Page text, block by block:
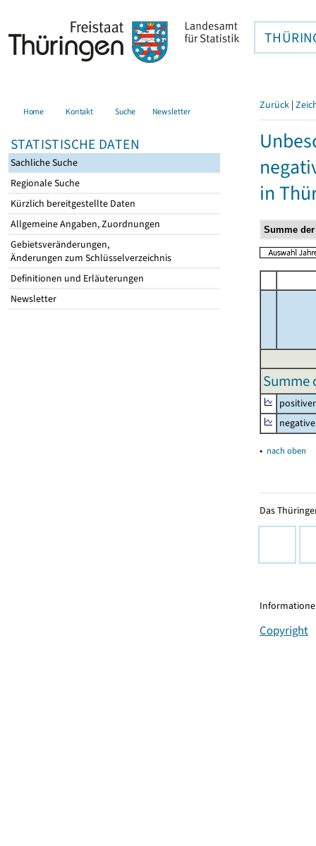
Home Kontakt Suche Newsletter
STATISTISCHE DATEN
Sachliche Suche
Regionale Suche
Kürzlich bereitgestellte Daten
Allgemeine Angaben, Zuordnungen
Gebietsveränderungen,
Änderungen zum Schlüsselverzeichnis
Definitionen und Erläuterungen
Newsletter
Zurück |
in
Summe
▴ nach oben
Das
Copyright